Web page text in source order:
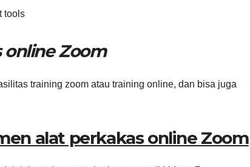
tools
Zoom
training zoom atau training online, dan bisa juga
alat perkakas online Zoom